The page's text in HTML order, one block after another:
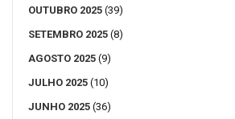
OUTUBRO 2025 (39)
SETEMBRO 2025 (8)
AGOSTO 2025 (9)
JULHO 2025 (10)
JUNHO 2025 (36)